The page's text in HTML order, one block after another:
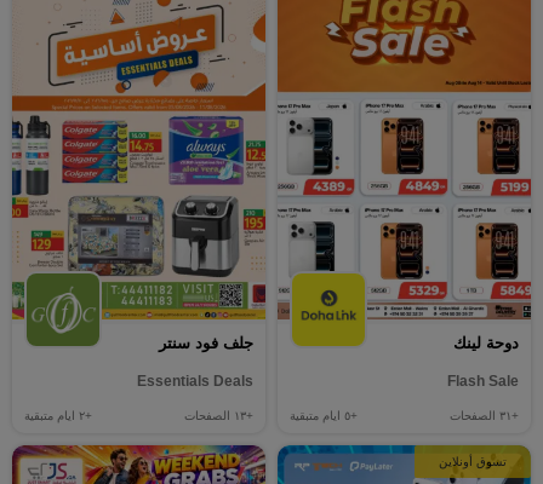
دوحة لينك
Flash Sale
+٣١ الصفحات +٥ ايام متبقية
جلف فود سنتر
Essentials Deals
+١٣ الصفحات +٢ ايام متبقية
تسوق أونلاين